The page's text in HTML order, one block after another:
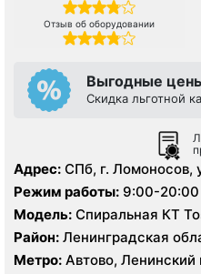
Отзыв об оборудовании
Выгодные
Скидка льготной
Адрес: СПб, г. Ломоносов,
Режим работы: 9:00-20:00
Модель: Спиральная КТ
УЗИ, рентген
Район: Ленинградская
Метро: Автово, Ленинский